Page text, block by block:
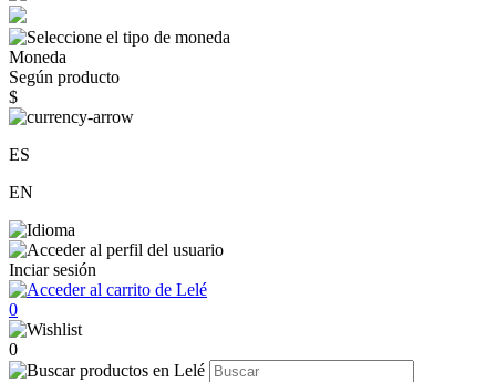
Moneda
Según producto
$
ES
EN
Inciar sesión
0
0